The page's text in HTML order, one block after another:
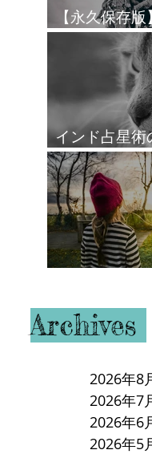
【永久保存
覧
インド占星
ルール
Archives
2026年8
2026年7
2026年6
2026年5